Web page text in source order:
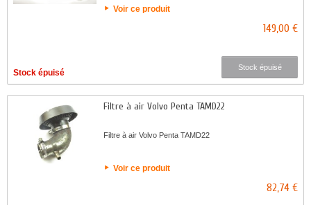
Voir ce produit
149,00 €
Stock épuisé
Stock épuisé
Filtre à air Volvo Penta TAMD22
Filtre à air Volvo Penta TAMD22
Voir ce produit
82,74 €